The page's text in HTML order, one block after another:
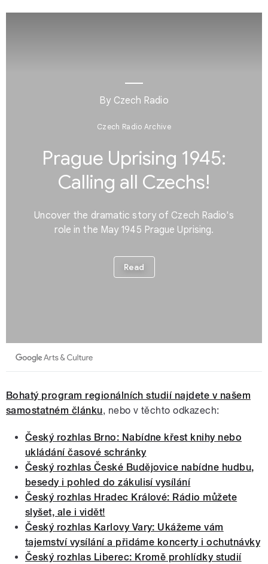
Bohatý program regionálních studií najdete v našem
samostatném článku, nebo v těchto odkazech:
Český rozhlas Brno: Nabídne křest knihy nebo
ukládání časové schránky
Český rozhlas České Budějovice nabídne hudbu,
besedy i pohled do zákulisí vysílání
Český rozhlas Hradec Králové: Rádio můžete
slyšet, ale i vidět!
Český rozhlas Karlovy Vary: Ukážeme vám
tajemství vysílání a přidáme koncerty i ochutnávky
Český rozhlas Liberec: Kromě prohlídky studií